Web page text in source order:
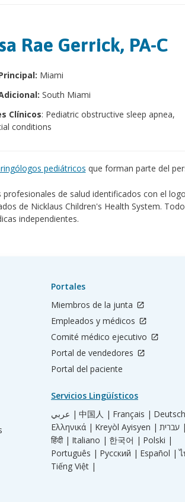
Rae Gerrick, PA-C
Miami
South Miami
Clínicos: Pediatric obstructive sleep apnea,
conditions
pediátricos que forman parte del
profesionales de salud identificados con el
de Nicklaus Children's Health System.
independientes.
Portales
Miembros de la junta
Empleados y médicos
Comité médico ejecutivo
Portal de vendedores
Portal del paciente
Servicios Lingüísticos
عربي | 中国人 | Français |
Ελληνικά | Kreyòl Ayisyen |
עברית |
हिंदी | Italiano | 한국어 | Polski |
Português | Русский | Español |
Tiếng Việt |